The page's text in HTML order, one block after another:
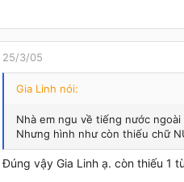
25/3/05
Gia Linh nói:
Nhà em ngu về tiếng nước ngoài
Nhưng hình như còn thiếu chữ
Đúng vậy Gia Linh ạ. còn thiếu 1